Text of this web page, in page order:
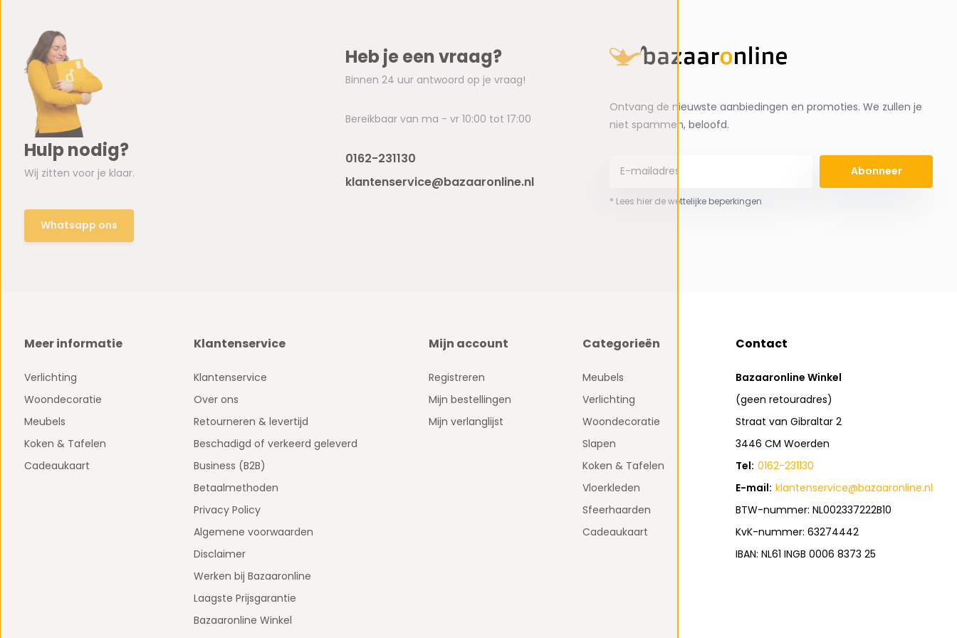
Hulp nodig?
Wij zitten voor je klaar.
Whatsapp ons
Heb je een vraag?
Binnen 24 uur antwoord op je vraag!
Bereikbaar van ma - vr 10:00 tot 17:00
0162-231130
klantenservice@bazaaronline.nl
Ontvang de nieuwste aanbiedingen en promoties. We zullen je
niet spammen, beloofd.
Abonneer
* Lees hier de wettelijke beperkingen
Meer informatie
Verlichting
Woondecoratie
Meubels
Koken & Tafelen
Cadeaukaart
Klantenservice
Klantenservice
Over ons
Retourneren & levertijd
Beschadigd of verkeerd geleverd
Business (B2B)
Betaalmethoden
Privacy Policy
Algemene voorwaarden
Disclaimer
Werken bij Bazaaronline
Laagste Prijsgarantie
Bazaaronline Winkel
Mijn account
Registreren
Mijn bestellingen
Mijn verlanglijst
Categorieën
Meubels
Verlichting
Woondecoratie
Slapen
Koken & Tafelen
Vloerkleden
Sfeerhaarden
Cadeaukaart
Contact
Bazaaronline Winkel
(geen retouradres)
Straat van Gibraltar 2
3446 CM Woerden
Tel: 0162-231130
E-mail: klantenservice@bazaaronline.nl
BTW-nummer: NL002337222B10
KvK-nummer: 63274442
IBAN: NL61 INGB 0006 8373 25